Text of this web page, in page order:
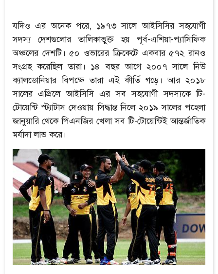
যদিও এর অনেক পরে, ১৯৭৩ সালে আইসিসির সহযোগী
সদস্য দেশগুলোর তালিকাভুক্ত হয় পূর্ব-এশিয়া-প্যাসিফিক
অঞ্চলের দেশটি। ৫০ ওভারের ক্রিকেটে একবার ৫৭২ রানও
সংগ্রহ করেছিল তারা। ১৪ বছর আগে ২০০৭ সালে নিউ
ক্যালডোনিয়ার বিপক্ষে তারা এই কীর্তি গড়ে। আর ২০১৮
সালের এপ্রিলে আইসিসি এর সব সহযোগী সদস্যকে টি-
টোয়েন্টি স্ট্যাটাস দেওয়ায় সিদ্ধান্ত নিলে ২০১৯ সালের পহেলা
জানুয়ারি থেকে পিএনজির খেলা সব টি-টোয়েন্টিই আন্তর্জাতিক
মর্যাদা লাভ করে।